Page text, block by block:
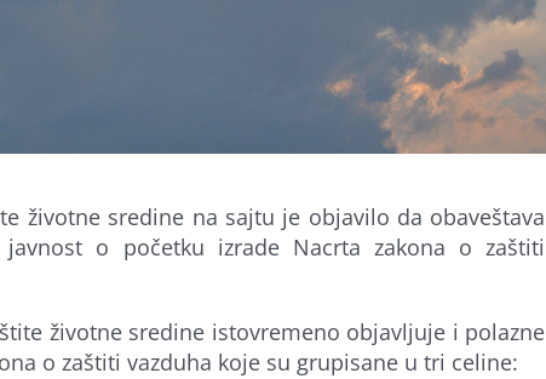
životne sredine na sajtu je objavilo da obaveštava
javnost o početku izrade Nacrta zakona o zaštiti
životne sredine istovremeno objavljuje i polazne
o zaštiti vazduha koje su grupisane u tri celine: